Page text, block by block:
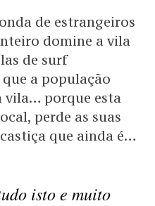
de estrangeiros
domine a vila
de surf
a população
vila… porque esta
perde as suas
que ainda é…
isto e muito